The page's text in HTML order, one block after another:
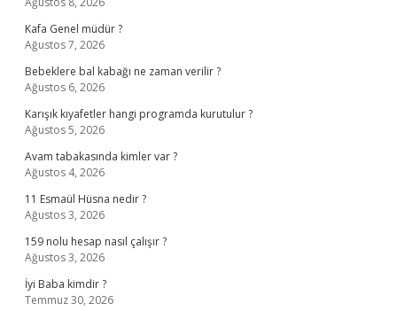
Kafa Genel müdür ?
Ağustos 7, 2026
Bebeklere bal kabağı ne zaman verilir ?
Ağustos 6, 2026
Karışık kıyafetler hangi programda kurutulur ?
Ağustos 5, 2026
Avam tabakasında kimler var ?
Ağustos 4, 2026
11 Esmaül Hüsna nedir ?
Ağustos 3, 2026
159 nolu hesap nasıl çalışır ?
Ağustos 3, 2026
İyi Baba kimdir ?
Temmuz 30, 2026